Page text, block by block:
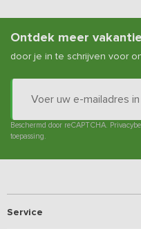
Ontdek meer
door je in te schrijven voor
Beschermd door reCAPTCHA.
toepassing.
Service